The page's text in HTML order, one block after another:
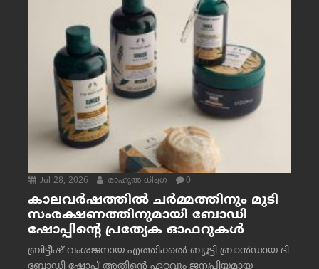
Jul 28, 2026 രാഹുല്‍ ധിംഗ്ര 0
കാലവർഷത്തിൽ ചർമ്മത്തിനും മുടി
സംരക്ഷണത്തിനുമായി ബോഡി
ഷോപ്പിന്റെ പ്രത്യേക ഓഫറുകൾ
ബ്രിട്ടീഷ് വംശജനായ എത്തിക്കൽ ബ്യൂട്ടി ബ്രാൻഡായ ദി